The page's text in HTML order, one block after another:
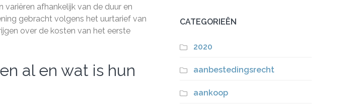
afhankelijk van de duur en
gebracht volgens het uurtarief van
over de kosten van het eerste
al en wat is hun
CATEGORIEËN
2020
aanbestedingsrecht
aankoop